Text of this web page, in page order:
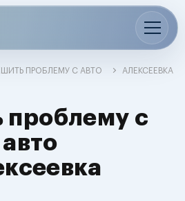
ПРОБЛЕМУ С АВТО АЛЕКСЕЕВКА
проблему с
авто